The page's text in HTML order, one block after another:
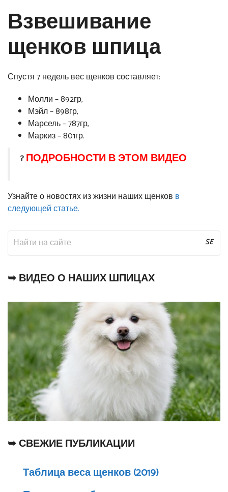
Взвешивание
щенков шпица
Спустя 7 недель вес щенков составляет:
Молли – 892гр,
Мэйл – 898гр,
Марсель – 787гр,
Маркиз – 801гр.
?ПОДРОБНОСТИ В ЭТОМ ВИДЕО
Узнайте о новостях из жизни наших щенков в
следующей статье.
SE
➥ ВИДЕО О НАШИХ ШПИЦАХ
➥ СВЕЖИЕ ПУБЛИКАЦИИ
Таблица веса щенков (2019)